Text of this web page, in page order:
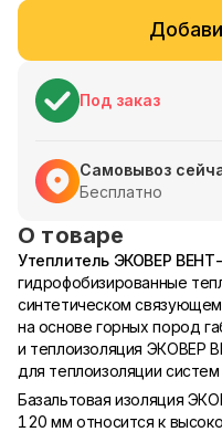
Под заказ
Самовывоз
Бесплатно
О товаре
Утеплитель ЭКОВЕР
гидрофобизированные
синтетическом
на основе горных пород
и теплоизоляция ЭКОВЕР
для теплоизоляции
Базальтовая изоляция
120 мм относится к